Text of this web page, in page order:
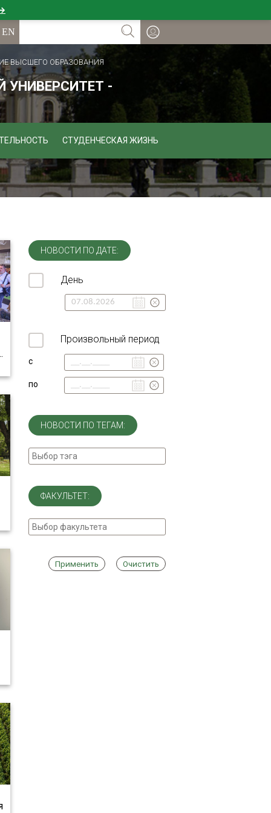
ВЫСШЕГО ОБРАЗОВАНИЯ
УНИВЕРСИТЕТ -
СТУДЕНЧЕСКАЯ ЖИЗНЬ
НОВОСТИ ПО ДАТЕ:
День
Произвольный период
с
по
НОВОСТИ ПО ТЕГАМ:
ФАКУЛЬТЕТ:
Применить Очистить